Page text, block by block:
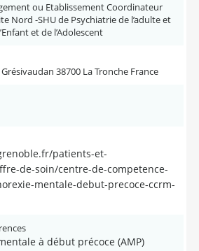
ou Etablissement Coordinateur
Nord -SHU de Psychiatrie de l’adulte et
et de l’Adolescent
38700 La Tronche France
patients-et-
de-soin/centre-de-competence-
mentale-debut-precoce-ccrm-
à début précoce (AMP)